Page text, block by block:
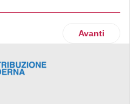
Articolo
Avanti